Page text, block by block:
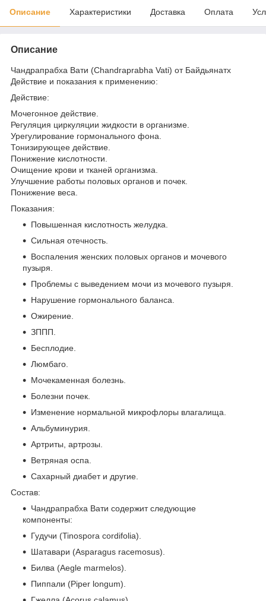
Описание Характеристики Доставка Оплата
Описание
Чандрапрабха Вати (Chandraprabha Vati) от Байдьянатх
Действие и показания к применению:
Действие:
Мочегонное действие.
Регуляция циркуляции жидкости в организме.
Урегулирование гормонального фона.
Тонизирующее действие.
Понижение кислотности.
Очищение крови и тканей организма.
Улучшение работы половых органов и почек.
Понижение веса.
Показания:
Повышенная кислотность желудка.
Сильная отечность.
Воспаления женских половых органов и мочевого
пузыря.
Проблемы с выведением мочи из мочевого пузыря.
Нарушение гормонального баланса.
Ожирение.
ЗППП.
Бесплодие.
Люмбаго.
Мочекаменная болезнь.
Болезни почек.
Изменение нормальной микрофлоры влагалища.
Альбуминурия.
Артриты, артрозы.
Ветряная оспа.
Сахарный диабет и другие.
Состав:
Чандрапрабха Вати содержит следующие
компоненты:
Гудучи (Tinospora cordifolia).
Шатавари (Asparagus racemosus).
Билва (Aegle marmelos).
Пиппали (Piper longum).